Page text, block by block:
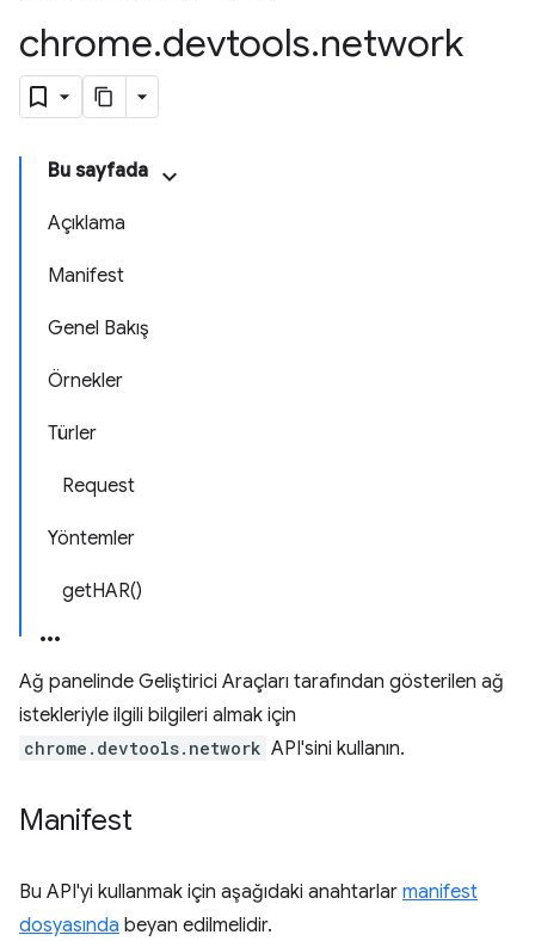
chrome.devtools.network
Bu sayfada
Açıklama
Manifest
Genel Bakış
Örnekler
Türler
Request
Yöntemler
getHAR()
Ağ panelinde Geliştirici Araçları tarafından gösterilen ağ
istekleriyle ilgili bilgileri almak için
chrome.devtools.network API'sini kullanın.
Manifest
Bu API'yi kullanmak için aşağıdaki anahtarlar manifest
dosyasında beyan edilmelidir.